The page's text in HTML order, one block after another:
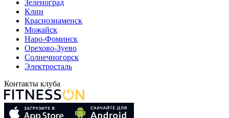
Зеленоград
Клин
Краснознаменск
Можайск
Наро-Фоминск
Орехово-Зуево
Солнечногорск
Электросталь
Контакты клуба